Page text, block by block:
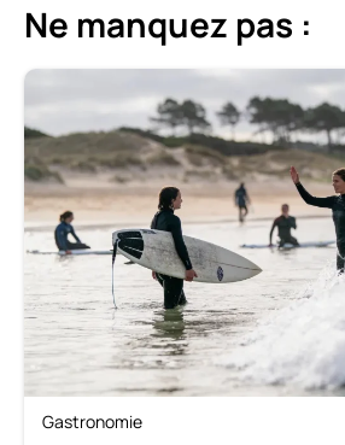
Ne manquez pas :
Gastronomie